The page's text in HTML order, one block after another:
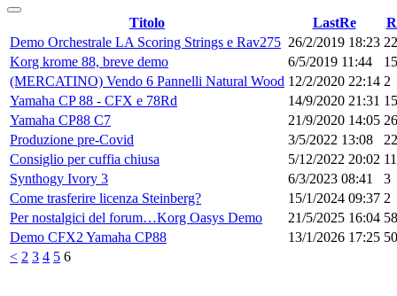
Titolo LastRe
< 2 3 4 5 6
Demo Orchestrale LA Scoring Strings e Rav275 26/2/2019 18:23 22
Korg krome 88, breve demo
6/5/2019 11:44
(MERCATINO) Vendo 6 Pannelli Natural Wood 12/2/2020 22:14 2
Yamaha CP 88 - CFX e 78Rd
14/9/2020 21:31 15
Yamaha CP88 C7
21/9/2020 14:05 26
Produzione pre-Covid
3/5/2022 13:08
22
Consiglio per cuffia chiusa
5/12/2022 20:02 11
Synthogy Ivory 3
6/3/2023 08:41
3
Come trasferire licenza Steinberg?
15/1/2024 09:37 2
Per nostalgici del forum…Korg Oasys Demo
21/5/2025 16:04 58
Demo CFX2 Yamaha CP88
13/1/2026 17:25 50